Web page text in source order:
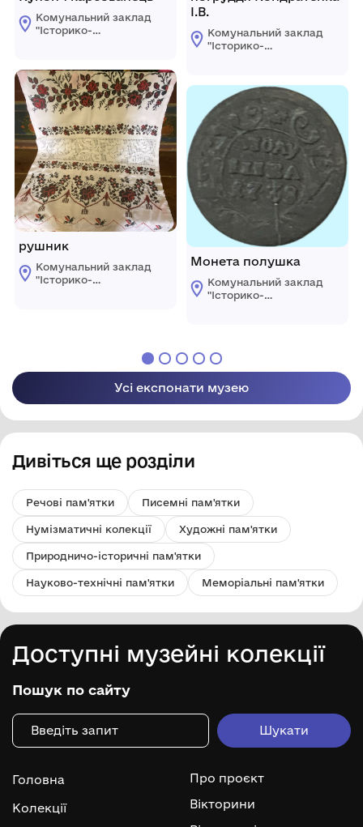
Комунальний заклад
"Історико-
селищної ради"
Березівського
району Одеської
області
рушник
Комунальний заклад
"Історико-
І.В.
Комунальний заклад
"Історико-
селищної ради"
Березівського
району Одеської
області
Монета полушка
Комунальний заклад
"Історико-
району Одеської
області
Усі експонати музею
Дивіться ще розділи
Речові пам'ятки Писемні пам'ятки
Нумізматичні колекції Художні пам'ятки
Природничо-історичні пам'ятки
Науково-технічні пам'ятки Меморіальні пам'ятки
Доступні музейні колекції
Пошук по сайту
Головна
Колекції
Про проєкт
Вікторини